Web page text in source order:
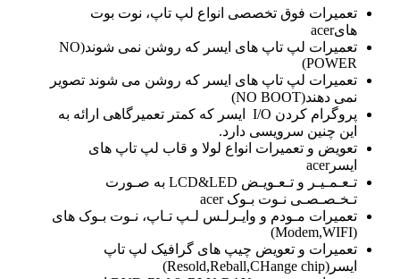
تعمیرات فوق تخصصی انواع لپ تاپ، نوت بوت
هایacer
تعمیرات لپ تاپ های ایسر که روشن نمی شوند(NO
POWER)
تعمیرات لپ تاپ های ایسر که روشن می شوند تصویر
نمی دهند(NO BOOT)
پروگرام کردن I/O ایسر که کمتر تعمیرگاهی ارائه به
این چنین سرویسی دارد.
تعویض و تعمیرات انواع لولا و قاب لپ تاپ های
ایسرacer
تـعـمـیـر و تـعـویـض LCD&LED به صـورت
تـخـصـصـی نـوت بـوک acer
تعمیرات مـودم و وایـرلـس لـپ تـاپ، نـوت بـوک های
(Modem,WIFI)
تعمیرات و تعویض چیپ های گرافیک لپ تاپ
ایسر(Resold,Reball,CHange chip)